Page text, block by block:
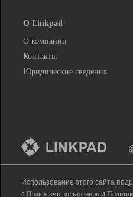
О Linkpad
О компании
Контакты
Юридические сведения
Использование этого сайта
с Правилами пользования и